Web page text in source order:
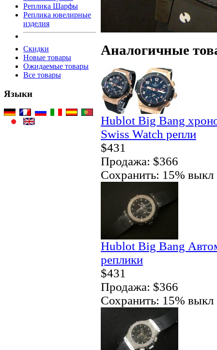
Реплика Шарфы
Реплика ювелирные
изделия
Скидки
Новые товары
Ожидаемые товары
Все товары
Языки
Аналогичные
Hublot Big Bang
Swiss Watch репли
$431
Продажа: $366
Сохранить: 15% выкл
Hublot Big Bang
реплики
$431
Продажа: $366
Сохранить: 15% выкл